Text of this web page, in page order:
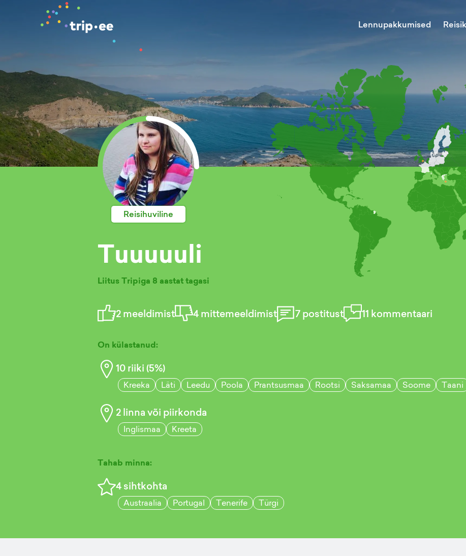
Lennupakkumised
Reisihuviline
Tuuuuuli
Liitus Tripiga 8 aastat tagasi
2meeldimist 4mittemeeldimist 7postitust 11 kommentaari
On külastanud:
10riiki (5%)
Kreeka Läti Leedu Poola Prantsusmaa Rootsi Saksamaa Soome Taani
2linna või piirkonda
Inglismaa Kreeta
Tahab minna:
4sihtkohta
Austraalia Portugal Tenerife Türgi